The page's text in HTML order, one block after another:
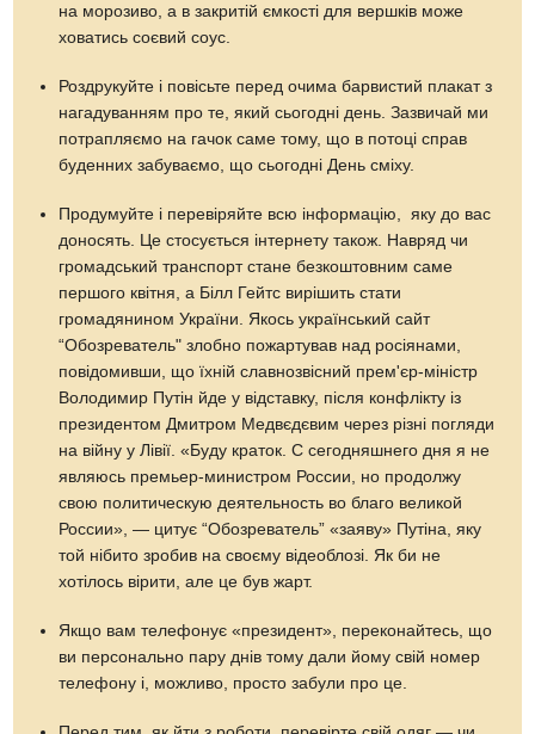
на морозиво, а в закритій ємкості для вершків може
ховатись соєвий соус.
Роздрукуйте і повісьте перед очима барвистий плакат з
нагадуванням про те, який сьогодні день. Зазвичай ми
потрапляємо на гачок саме тому, що в потоці справ
буденних забуваємо, що сьогодні День сміху.
Продумуйте і перевіряйте всю інформацію, яку до вас
доносять. Це стосується інтернету також. Навряд чи
громадський транспорт стане безкоштовним саме
першого квітня, а Білл Гейтс вирішить стати
громадянином України. Якось український сайт
“Обозреватель" злобно пожартував над росіянами,
повідомивши, що їхній славнозвісний прем'єр-міністр
Володимир Путін йде у відставку, після конфлікту із
президентом Дмитром Медвєдєвим через різні погляди
на війну у Лівії. «Буду краток. С сегодняшнего дня я не
являюсь премьер-министром России, но продолжу
свою политическую деятельность во благо великой
России», — цитує “Обозреватель” «заяву» Путіна, яку
той нібито зробив на своєму відеоблозі. Як би не
хотілось вірити, але це був жарт.
Якщо вам телефонує «президент», переконайтесь, що
ви персонально пару днів тому дали йому свій номер
телефону і, можливо, просто забули про це.